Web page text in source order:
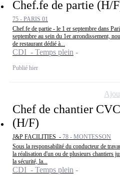
Chef.fe de partie (H/
75 - PARIS 01
Chef.fe de partie - le 1 er septembre dans
septembre au sein du 1er arrondissement,
de restaurant dédié à...
CDI - Temps plein
Publié hier
Chef de chantier
(H/F)
J&P FACILITIES - 78 - MONTESSON
Sous la responsabilité du conducteur de
la réalisation d'un ou de plusieurs chantiers
la sécurité, la...
CDI - Temps plein